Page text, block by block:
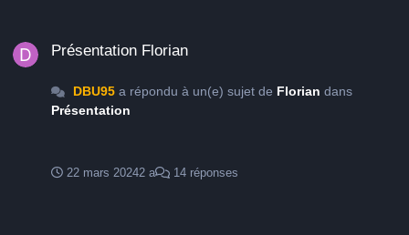
Présentation Florian
DBU95a répondu à un(e) sujet de Florian dans
Présentation
22 mars 20242 a 14 réponses